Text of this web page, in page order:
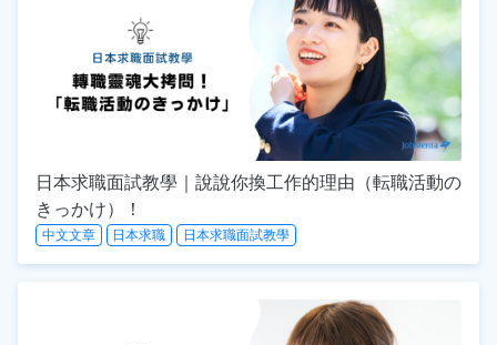
日本求職面試教學｜說說你換工作的理由（転職活動の
きっかけ）！
中文文章 日本求職 日本求職面試教學